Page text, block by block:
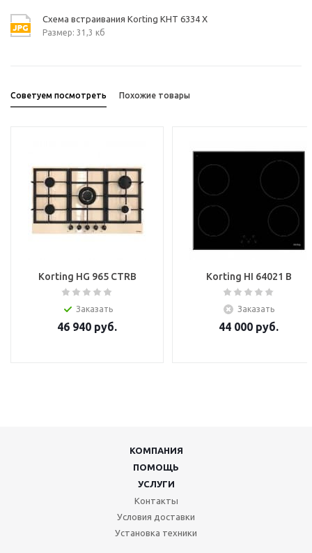
Схема встраивания Korting KHT 6334 X
Размер: 31,3 кб
Советуем посмотреть Похожие товары
Korting HG 965 CTRB
Заказать
46 940 руб.
Korting HI 64021 B
Заказать
44 000 руб.
КОМПАНИЯ
ПОМОЩЬ
УСЛУГИ
Контакты
Условия доставки
Установка техники